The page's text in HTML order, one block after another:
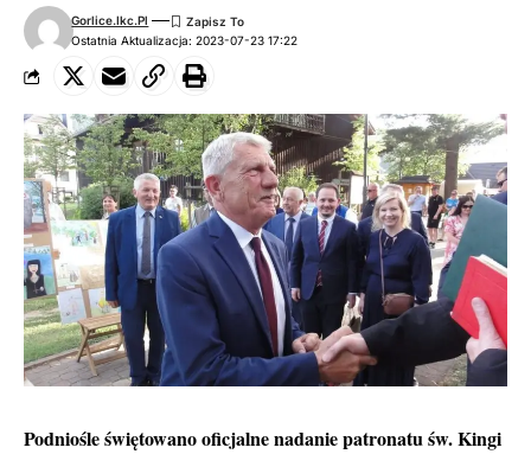
Ostatnia Aktualizacja: 2023-07-23 17:22
Gorlice.ikc.pl
Podniośle świętowano oficjalne nadanie patronatu św. Kingi